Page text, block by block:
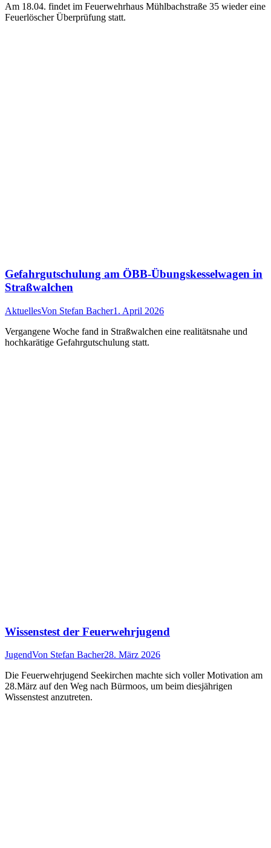
Am 18.04. findet im Feuerwehrhaus Mühlbachstraße 35 wieder eine
Feuerlöscher Überprüfung statt.
Gefahrgutschulung am ÖBB-Übungskesselwagen in
Straßwalchen
AktuellesVon Stefan Bacher1. April 2026
Vergangene Woche fand in Straßwalchen eine realitätsnahe und
hochkarätige Gefahrgutschulung statt.
Wissenstest der Feuerwehrjugend
JugendVon Stefan Bacher28. März 2026
Die Feuerwehrjugend Seekirchen machte sich voller Motivation am
28.März auf den Weg nach Bürmoos, um beim diesjährigen
Wissenstest anzutreten.